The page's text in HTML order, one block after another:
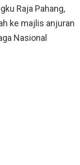
Raja Pahang,
ke majlis anjuran
Nasional